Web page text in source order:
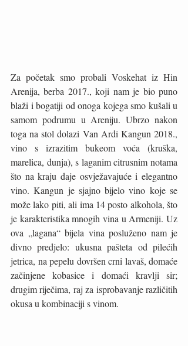
Za početak smo probali Voskehat iz Hin
Arenija, berba 2017., koji nam je bio puno
blaži i bogatiji od onoga kojega smo kušali u
samom podrumu u Areniju. Ubrzo nakon
toga na stol dolazi Van Ardi Kangun 2018.,
vino s izrazitim bukeom voća (kruška,
marelica, dunja), s laganim citrusnim notama
što na kraju daje osvježavajuće i elegantno
vino. Kangun je sjajno bijelo vino koje se
može lako piti, ali ima 14 posto alkohola, što
je karakteristika mnogih vina u Armeniji. Uz
ova „lagana“ bijela vina posluženo nam je
divno predjelo: ukusna pašteta od pilećih
jetrica, na pepelu dovršen crni lavaš, domaće
začinjene kobasice i domaći kravlji sir;
drugim riječima, raj za isprobavanje različitih
okusa u kombinaciji s vinom.